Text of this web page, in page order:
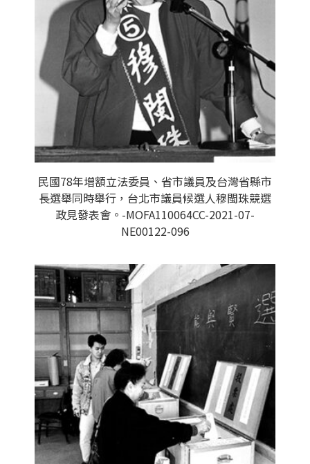
民國78年增額立法委員、省市議員及台灣省縣市
長選舉同時舉行，台北市議員候選人穆閩珠競選
政見發表會。-MOFA110064CC-2021-07-
NE00122-096